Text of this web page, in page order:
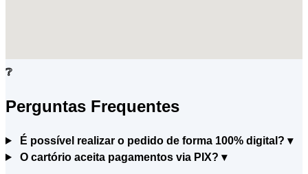
❔
Perguntas Frequentes
É possível realizar o pedido de forma 100% digital? ▾
O cartório aceita pagamentos via PIX? ▾